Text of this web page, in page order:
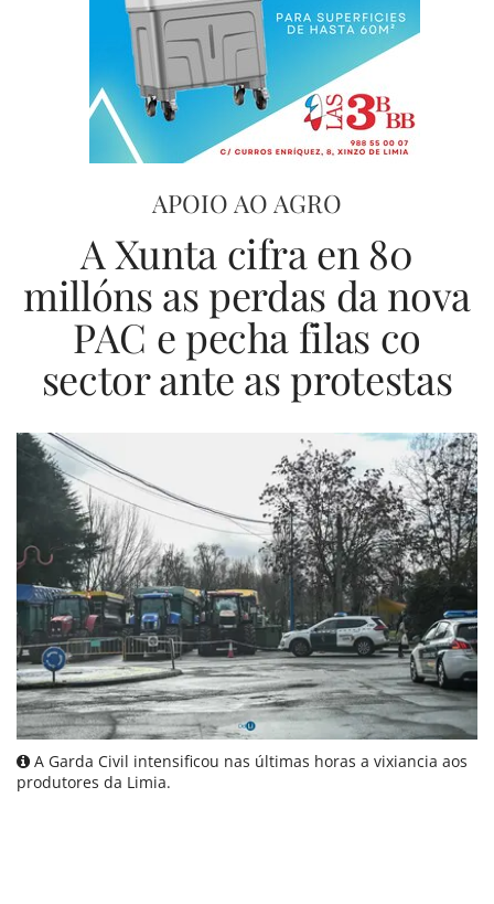
APOIO AO AGRO
A Xunta cifra en 80
millóns as perdas da nova
PAC e pecha filas co
sector ante as protestas
A Garda Civil intensificou nas últimas horas a vixiancia aos
produtores da Limia.